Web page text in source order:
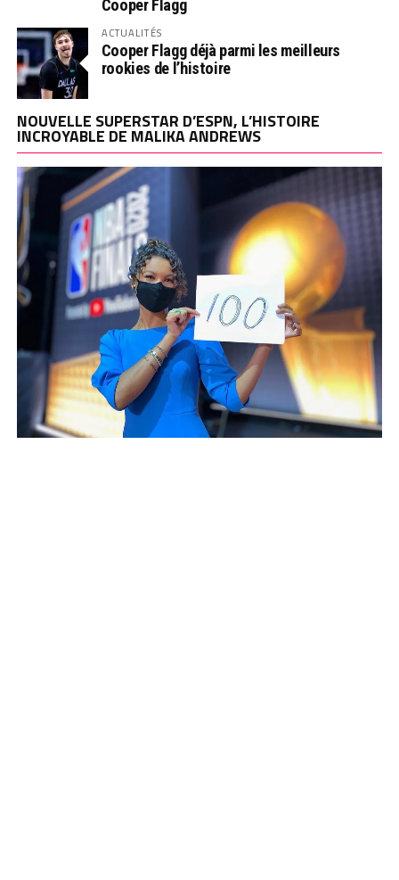
Cooper Flagg
ACTUALITÉS
Cooper Flagg déjà parmi les meilleurs
rookies de l’histoire
NOUVELLE SUPERSTAR D’ESPN, L’HISTOIRE
INCROYABLE DE MALIKA ANDREWS